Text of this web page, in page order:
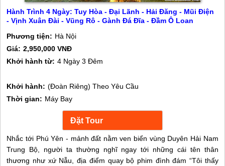
Hành Trình 4 Ngày: Tuy Hòa - Đại Lãnh - Hải Đăng - Mũi Điện
- Vịnh Xuân Đài - Vũng Rô - Gành Đá Đĩa - Đầm Ô Loan
Phương tiện: Hà Nội
Giá: 2,950,000 VNĐ
Khởi hành từ: 4 Ngày 3 Đêm
Khởi hành: (Đoàn Riêng) Theo Yêu Cầu
Thời gian: Máy Bay
Nhắc tới Phú Yên - mảnh đất nằm ven biển vùng Duyên Hải Nam
Trung Bộ, người ta thường nghĩ ngay tới những cái tên thân
thương như xứ Nẫu, địa điểm quay bộ phim đình đám “Tôi thấy